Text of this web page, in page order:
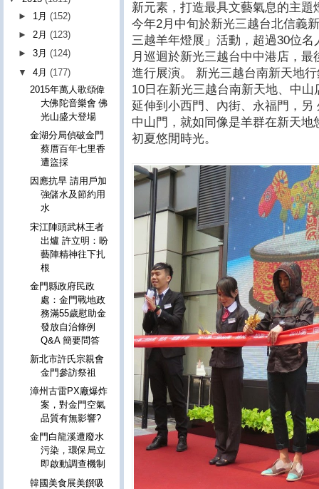
新元素，打造最具文藝氣息的主題
今年2月中旬於新光三越台北信義
三越羊年燈展」活動，超過30位
月巡迴於新光三越台中中港店，
進行展演。 新光三越台南新天地
10日在新光三越台南新天地、中
延伸到小西門、內街、永福門，
中山門，就如同像是羊群在新天
初夏悠閒時光。
► 1月(152)
►2月(123)
►3月(124)
▼4月(177)
2015年萬人歌頌偉
大佛陀音樂會 佛
光山盛大登場
金湖分局偵破金門
蔡厝百年七里香
遭盜採
因應抗旱 請用戶加
強儲水及節約用
水
宋江陣頭武林王者
出爐 許立明：盼
藝陣精神往下扎
根
金門縣政府民政
處：金門戰地政
務滿55歲慰助金
發放自治條例
Q&A 簡要問答
新北市許氏宗親會
金門參訪祭祖
漳州古雷PX廠爆炸
案，對金門空氣
品質有無影響?
金門白龍溪遭廢水
污染，環保局立
即啟動調查機制
韓國美食展美饌吸